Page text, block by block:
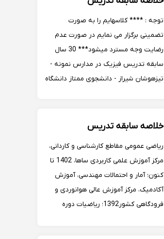
توجه : **** کلاسهایم را به صورت
تضمینی برگزار می نمایم در صورت عدم
رضایت وجه مسترد میشود*** 30 سال
سابقه تدریس فیزیک در مدارس نمونه -
تیزهوشان شیراز - دانشجوی ممتاز دانشگاه
خلاصه سابقه تدریس
ریاضی عمومی مقاطع کارشناسی و کاردانی،
مرکز آموزش علمی کاربردی ساها، 1402 تا
کنون؛ آمار و احتمالات مهندسی، آموزش
آکادمیک، مرکز آموزش عالی هوانوردی و
فرودگاهی کشور1392؛ ریاضیات دوره